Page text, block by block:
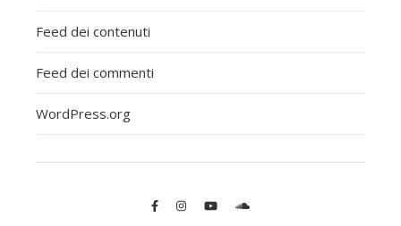
Feed dei contenuti
Feed dei commenti
WordPress.org